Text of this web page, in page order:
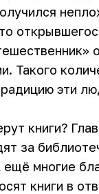
Такого
эти
книги?
за
многие
книги в